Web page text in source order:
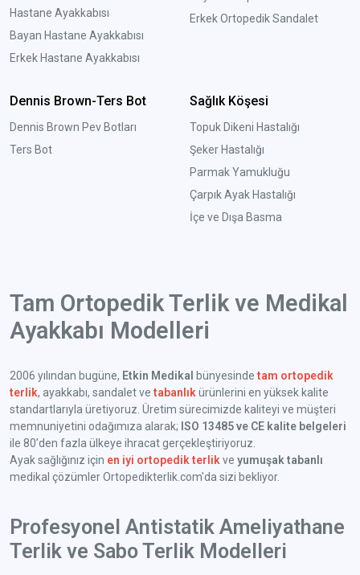
Hastane Ayakkabısı
Bayan Hastane Ayakkabısı
Erkek Hastane Ayakkabısı
Erkek Ortopedik Sandalet
Dennis Brown-Ters Bot
Dennis Brown Pev Botları
Ters Bot
Sağlık Köşesi
Topuk Dikeni Hastalığı
Şeker Hastalığı
Parmak Yamukluğu
Çarpık Ayak Hastalığı
İçe ve Dışa Basma
Tam Ortopedik Terlik ve Medikal
Ayakkabı Modelleri
2006 yılından bugüne, Etkin Medikal bünyesindetam ortopedik
terlik, ayakkabı, sandalet vetabanlıkürünlerini en yüksek kalite
standartlarıyla üretiyoruz. Üretim sürecimizde kaliteyi ve müşteri
memnuniyetini odağımıza alarak; ISO 13485 ve CE kalite belgeleri
ile 80’den fazla ülkeye ihracat gerçekleştiriyoruz.
Ayak sağlığınız için en iyi ortopedik terlikve yumuşak tabanlı
medikal çözümler Ortopedikterlik.com'da sizi bekliyor.
Profesyonel Antistatik Ameliyathane
Terlik ve Sabo Terlik Modelleri